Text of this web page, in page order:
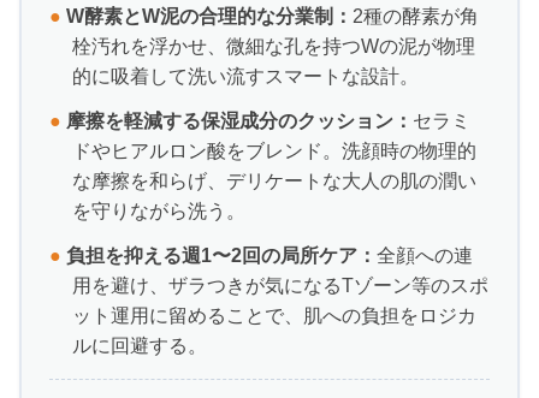
● W酵素とW泥の合理的な分業制： 2種の酵素が角
栓汚れを浮かせ、微細な孔を持つWの泥が物理
的に吸着して洗い流すスマートな設計。
● 摩擦を軽減する保湿成分のクッション： セラミ
ドやヒアルロン酸をブレンド。洗顔時の物理的
な摩擦を和らげ、デリケートな大人の肌の潤い
を守りながら洗う。
● 負担を抑える週1〜2回の局所ケア：全顔への連
用を避け、ザラつきが気になるTゾーン等のスポ
ット運用に留めることで、肌への負担をロジカ
ルに回避する。